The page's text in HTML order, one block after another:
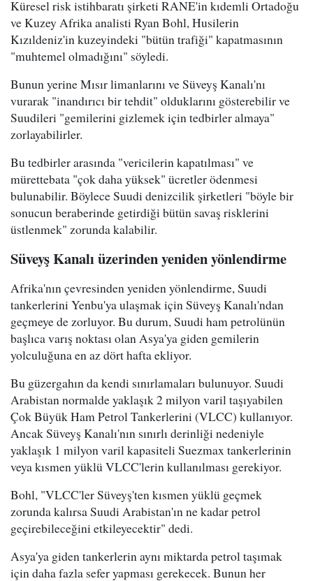
Küresel risk istihbaratı şirketi RANE'in kıdemli Ortadoğu
ve Kuzey Afrika analisti Ryan Bohl, Husilerin
Kızıldeniz'in kuzeyindeki "bütün trafiği" kapatmasının
"muhtemel olmadığını" söyledi.
Bunun yerine Mısır limanlarını ve Süveyş Kanalı'nı
vurarak "inandırıcı bir tehdit" olduklarını gösterebilir ve
Suudileri "gemilerini gizlemek için tedbirler almaya"
zorlayabilirler.
Bu tedbirler arasında "vericilerin kapatılması" ve
mürettebata "çok daha yüksek" ücretler ödenmesi
bulunabilir. Böylece Suudi denizcilik şirketleri "böyle bir
sonucun beraberinde getirdiği bütün savaş risklerini
üstlenmek" zorunda kalabilir.
Süveyş Kanalı üzerinden yeniden yönlendirme
Afrika'nın çevresinden yeniden yönlendirme, Suudi
tankerlerini Yenbu'ya ulaşmak için Süveyş Kanalı'ndan
geçmeye de zorluyor. Bu durum, Suudi ham petrolünün
başlıca varış noktası olan Asya'ya giden gemilerin
yolculuğuna en az dört hafta ekliyor.
Bu güzergahın da kendi sınırlamaları bulunuyor. Suudi
Arabistan normalde yaklaşık 2 milyon varil taşıyabilen
Çok Büyük Ham Petrol Tankerlerini (VLCC) kullanıyor.
Ancak Süveyş Kanalı'nın sınırlı derinliği nedeniyle
yaklaşık 1 milyon varil kapasiteli Suezmax tankerlerinin
veya kısmen yüklü VLCC'lerin kullanılması gerekiyor.
Bohl, "VLCC'ler Süveyş'ten kısmen yüklü geçmek
zorunda kalırsa Suudi Arabistan'ın ne kadar petrol
geçirebileceğini etkileyecektir" dedi.
Asya'ya giden tankerlerin aynı miktarda petrol taşımak
için daha fazla sefer yapması gerekecek. Bunun her